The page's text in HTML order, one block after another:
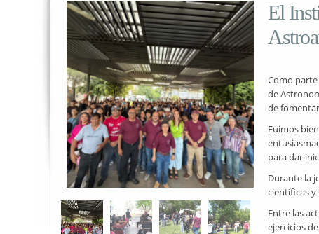
El
Como
de
de
Fuimos
para dar
Durante la
científicas
Entre las
ejercicios